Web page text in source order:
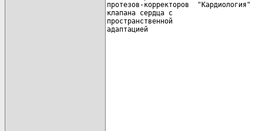
протезов-корректоров  "Кардиология"
клапана сердца с
пространственной
адаптацией